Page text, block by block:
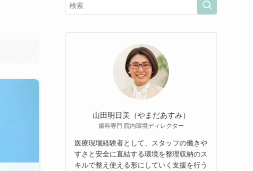
山田明日美（やまだあすみ）
歯科専門 院内環境ディレクター
医療現場経験者として、スタッフの働きや
すさと安全に直結する環境を整理収納のス
キルで整え使える形にしていく支援を行う